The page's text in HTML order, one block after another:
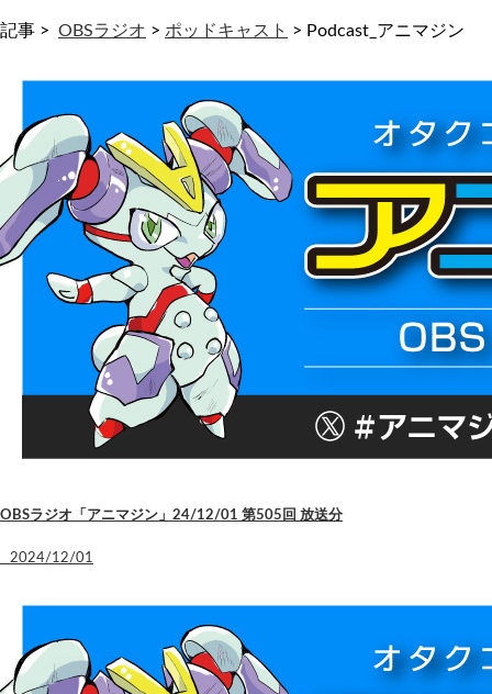
記事 > OBSラジオ > ポッドキャスト > Podcast_アニマジン
OBSラジオ「アニマジン」24/12/01 第505回 放送分
2024/12/01